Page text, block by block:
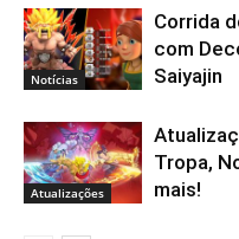
Notícias
Corrida
com
Saiyajin
Atualizações
Tropa,
mais!